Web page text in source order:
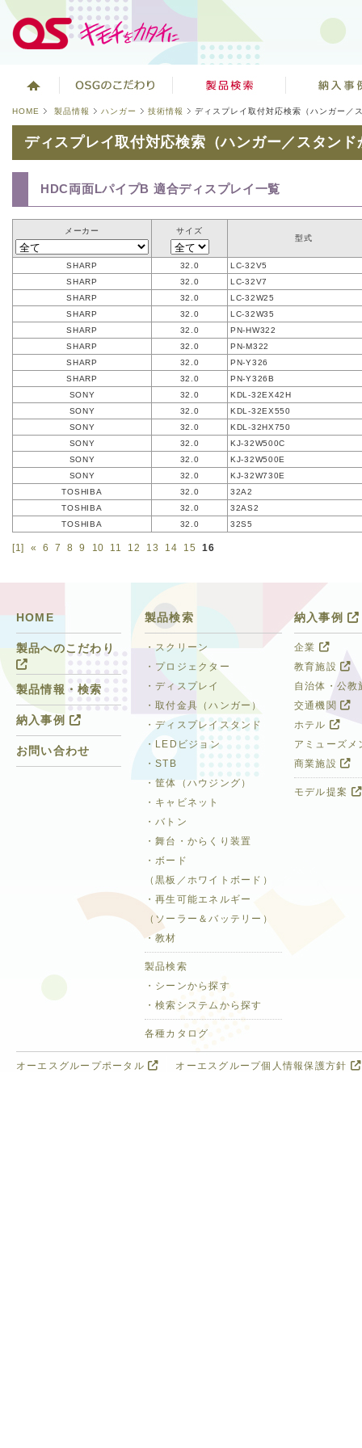
HOME 製品情報 ハンガー 技術情報 ディスプレイ取付対応検索（ハンガー／
ディスプレイ取付対応検索（ハンガー／スタン
HDC両面LパイプB 適合ディスプレイ一覧
メーカー
サイズ
型式
SHARP 32.0
LC-32V5
SHARP
32.0
LC-32V7
SHARP
32.0
LC-32W25
SHARP
32.0
LC-32W35
SHARP
32.0
PN-HW322
SHARP
32.0
PN-M322
SHARP
32.0
PN-Y326
SHARP
32.0
PN-Y326B
SONY
32.0
KDL-32EX42H
SONY
32.0
KDL-32EX550
SONY
32.0
KDL-32HX750
SONY
32.0
KJ-32W500C
SONY
32.0
KJ-32W500E
SONY
32.0
KJ-32W730E
TOSHIBA
32.0
32A2
TOSHIBA
32.0
32AS2
TOSHIBA
32.0 32S5
[1] « 6 7 8 9 10 11 12 13 14 15 16
HOME
製品へのこだわり
製品情報・検索
納入事例
お問い合わせ
納入事例
企業
教育施設
自治体・公教
交通機関
ホテル
アミューズ
商業施設
モデル提案
製品検索
・スクリーン
・プロジェクター
・ディスプレイ
・取付金具（ハンガー）
・ディスプレイスタンド
・LEDビジョン
・STB
・筐体（ハウジング）
・キャビネット
・バトン
・舞台・からくり装置
・ボード
（黒板／ホワイトボード）
・再生可能エネルギー
（ソーラー＆バッテリー）
・教材
製品検索
・シーンから探す
・検索システムから探す
各種カタログ
オーエスグループポータル オーエスグループ個人情報保護方針